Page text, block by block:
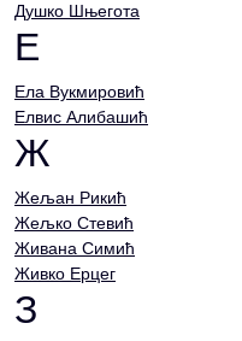
Душко Шњегота
Е
Ела Вукмировић
Елвис Алибашић
Ж
Жељан Рикић
Жељко Стевић
Живана Симић
Живко Ерцег
З